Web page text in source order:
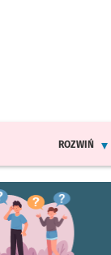
ROZWIŃ
w nowej karcie